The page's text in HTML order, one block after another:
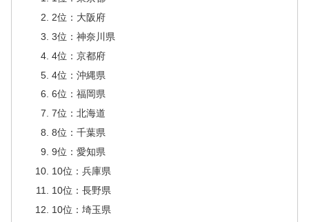
2位：大阪府
3位：神奈川県
4位：京都府
4位：沖縄県
6位：福岡県
7位：北海道
8位：千葉県
9位：愛知県
10位：兵庫県
10位：長野県
10位：埼玉県